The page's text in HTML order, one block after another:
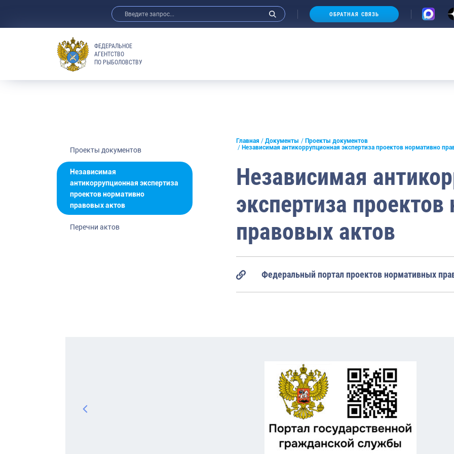
Федеральные законы
Независимая экспертиза
ОБРАТНАЯ СВЯЗЬ
ФЕДЕРАЛЬНОЕ
АГЕНТСТВО
ПО РЫБОЛОВСТВУ
Проекты документов
Независимая
антикоррупционная экспертиза
проектов нормативно
правовых актов
Перечни актов
Главная Документы
Проекты документов
Независимая антикоррупционная экспертиза проектов нормативно
Независимая
экспертиза
правовых актов
Федеральный портал проектов нормативных